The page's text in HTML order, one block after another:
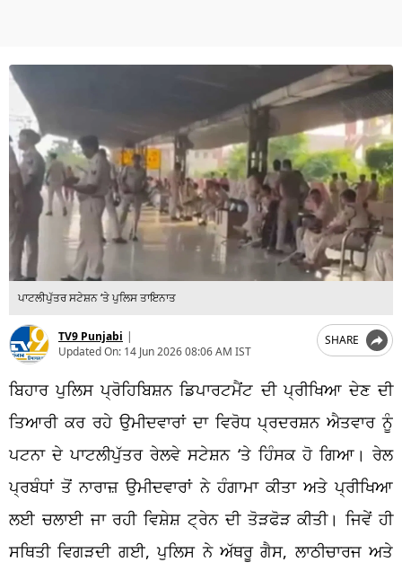
ਪਾਟਲੀਪੁੱਤਰ ਸਟੇਸ਼ਨ ‘ਤੇ ਪੁਲਿਸ ਤਾਇਨਾਤ
TV9 Punjabi |
Updated On: 14 Jun 2026 08:06 AM IST
SHARE
ਬਿਹਾਰ ਪੁਲਿਸ ਪ੍ਰੋਹਿਬਿਸ਼ਨ ਡਿਪਾਰਟਮੈਂਟ ਦੀ ਪ੍ਰੀਖਿਆ ਦੇਣ ਦੀ
ਤਿਆਰੀ ਕਰ ਰਹੇ ਉਮੀਦਵਾਰਾਂ ਦਾ ਵਿਰੋਧ ਪ੍ਰਦਰਸ਼ਨ ਐਤਵਾਰ ਨੂੰ
ਪਟਨਾ ਦੇ ਪਾਟਲੀਪੁੱਤਰ ਰੇਲਵੇ ਸਟੇਸ਼ਨ ‘ਤੇ ਹਿੰਸਕ ਹੋ ਗਿਆ। ਰੇਲ
ਪ੍ਰਬੰਧਾਂ ਤੋਂ ਨਾਰਾਜ਼ ਉਮੀਦਵਾਰਾਂ ਨੇ ਹੰਗਾਮਾ ਕੀਤਾ ਅਤੇ ਪ੍ਰੀਖਿਆ
ਲਈ ਚਲਾਈ ਜਾ ਰਹੀ ਵਿਸ਼ੇਸ਼ ਟ੍ਰੇਨ ਦੀ ਤੋੜਫੋੜ ਕੀਤੀ। ਜਿਵੇਂ ਹੀ
ਸਥਿਤੀ ਵਿਗੜਦੀ ਗਈ, ਪੁਲਿਸ ਨੇ ਅੱਥਰੂ ਗੈਸ, ਲਾਠੀਚਾਰਜ ਅਤੇ